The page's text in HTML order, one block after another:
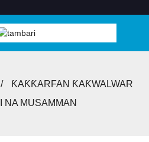
ƘAƘƘARFAN ƘAƘWALWAR
NA MUSAMMAN